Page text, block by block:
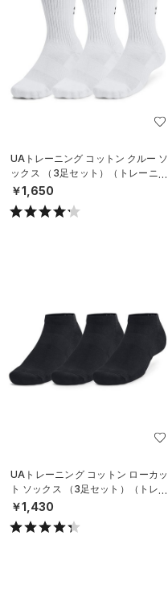
UAトレーニング コットン クルー ソ
ックス （3足セット）（トレーニン
グ/UNISEX）
￥1,650
UAトレーニング コットン ローカッ
ト ソックス （3足セット）（トレー
ニング/UNISEX）
￥1,430